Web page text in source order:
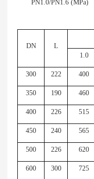
PN1.0/PN1.6 (MPa)
DN L
1.0
300 222 400
350 190 460
400 226 515
450 240 565
500 226 620
600 300 725